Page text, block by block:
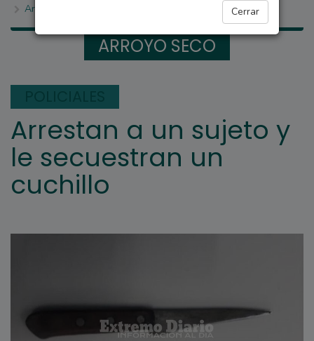
Cerrar
Arrestan a un sujeto y le secuestran un cuchillo
ARROYO SECO
Arrestan a un sujeto y
le secuestran un
cuchillo